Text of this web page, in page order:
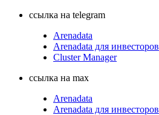
ссылка на telegram
Arenadata
Arenadata для инвесторов
Cluster Manager
ссылка на max
Arenadata
Arenadata для инвесторов